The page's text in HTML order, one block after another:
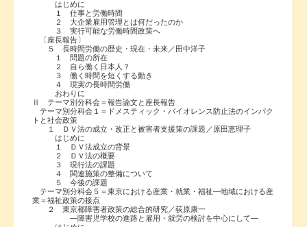
はじめに
１ 仕事と労働時間
２ 大企業雇用管理とは何だったのか
３ 実行可能な労働時間政策へ
〔座長報告〕
５ 長時間労働の歴史・現在・未来／田中洋子
１ 問題の所在
２ 自ら働く日本人？
３ 働く時間を短くする動き
４ 現実の長時間労働
おわりに
Ⅱ テーマ別分科会＝報告論文と座長報告
テーマ別分科会１＝ドメスティック・バイオレンス防止法のインパク
トと社会政策
１ ＤＶ法の成立・改正と被害者支援策の課題／原田恵理子
はじめに
１ ＤＶ法成立の背景
２ ＤＶ法の概要
３ 現行法の課題
４ 関連施策の整備について
５ 今後の課題
テーマ別分科会５＝東京における産業・就業・福祉―地域における産
業＝福祉政策の接点
２ 東京都障害者政策の総合的研究／荻原康一
―障害児学校の進路と雇用・就労の検討を中心にして―